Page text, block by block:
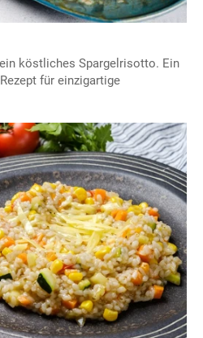
köstliches Spargelrisotto. Ein
für einzigartige